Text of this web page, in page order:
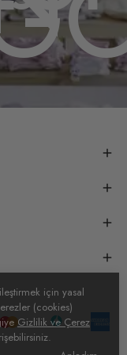
için yasal
(cookies)
Gizlilik ve Çerez